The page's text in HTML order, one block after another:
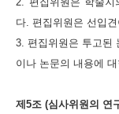
다. 편집위원은 선입
3. 편집위원은 투고된
이나 논문의 내용에
제5조 (심사위원의 연